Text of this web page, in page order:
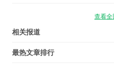
查看
相关报道
最热文章排行